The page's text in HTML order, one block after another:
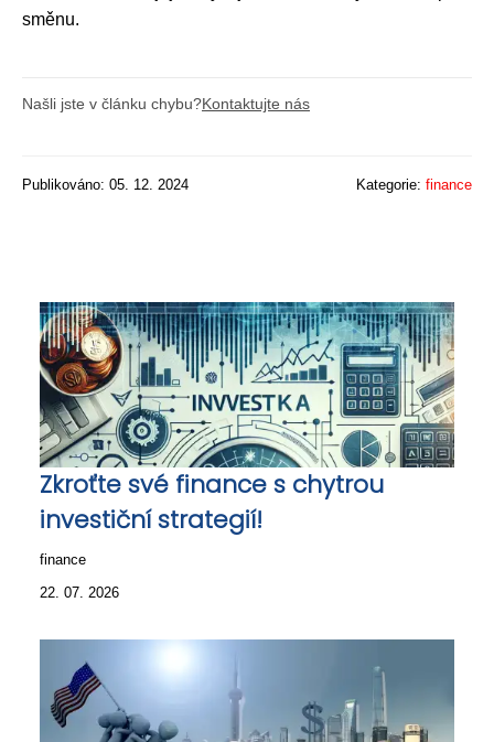
směnu.
Našli jste v článku chybu?Kontaktujte nás
Publikováno: 05. 12. 2024 Kategorie: finance
Zkroťte své finance s chytrou
investiční strategií!
finance
22. 07. 2026